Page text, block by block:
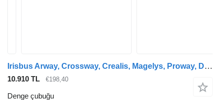
Irisbus Arway, Crossway, Crealis, Magelys, Proway, Daily Tourys (2006-) otobüs için Irisbus CROSSWAY (01.06-) 504163249 denge çubuğu
10.910 TL €198,40
Denge çubuğu